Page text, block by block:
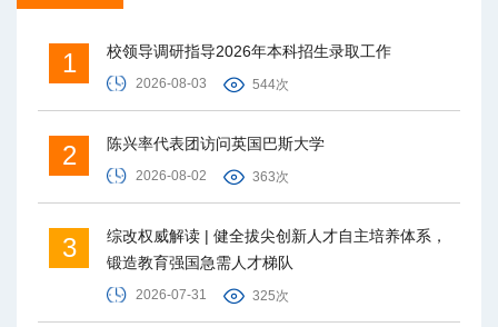
1 校领导调研指导2026年本科招生录取工作
2026-08-03 544次
2 陈兴率代表团访问英国巴斯大学
2026-08-02 363次
3
综改权威解读 | 健全拔尖创新人才自主培养体系，
锻造教育强国急需人才梯队
2026-07-31 325次